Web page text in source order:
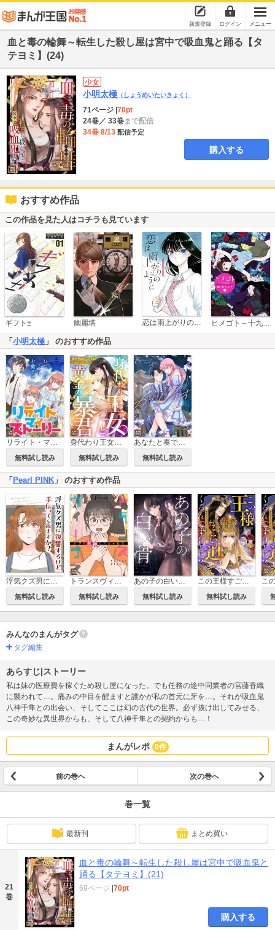
新規登録 ログイン メニュー
血と毒の輪舞～転生した殺し屋は宮中で吸血鬼と踊る【タ
テヨミ】(24)
少女
小明太極 （しょうめいたいきょく）
71ページ 70pt
24巻／ 33巻まで配信
34巻 8/13 配信予定
購入する
おすすめ作品
この作品を見た人はコチラも見ています
ギフト± 幽麗塔 恋は雨上がりのように
「小明太極 」 のおすすめ作品
リライト・マイ・ストーリー～わたしのママはお星さま【タテヨミ】
無料試し読み
身代わり王女と黄金の暴君～異世界転移した先はバビロンでした！？～【タテヨミ】
無料試し読み
あなたと奏でるカプリッチオ【タテヨミ】
無料試し読み
「 Pearl PINK 」 のおすすめ作品
浮気クズ男に復讐するけど手伝ってくれますか？【タテヨミ】
無料試し読み
トランスヴィーナス～訳アリ女神に出会った私【タテヨミ】
無料試し読み
あの子の白い骨【タテヨミ】
無料試し読み
この王様すごい迫ってくるんですけど!?～古代エジプトに転生した私～
無料試し読み
みんなのまんがタグ
タグ編集
あらすじ|ストーリー
私は妹の医療費を稼ぐため殺し屋になった。でも任務の途中同業者の宮藤香織
に襲われて…。痛みの中目を醒ますと誰かが私の首元に牙を…。それが吸血鬼
八神千隼との出会い、そしてここは幻の古代の世界。必ず抜け出してみせる、
この奇妙な異世界からも、そして八神千隼との契約からも…！
まんがレポ 0件
前の巻へ 次の巻へ
巻一覧
最新刊 まとめ買い
21
巻
血と毒の輪舞～転生した殺し屋は宮中で吸血鬼と
踊る【タテヨミ】(21)
69ページ 70pt
購入する